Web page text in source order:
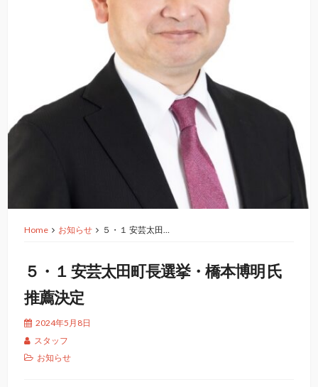
Home お知らせ ５・１ 安芸太田…
５・１ 安芸太田町長選挙・橋本博明 氏
推薦決定
2024年5月8日
スタッフ
お知らせ